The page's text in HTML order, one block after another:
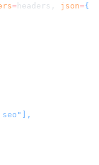
= headers , json={